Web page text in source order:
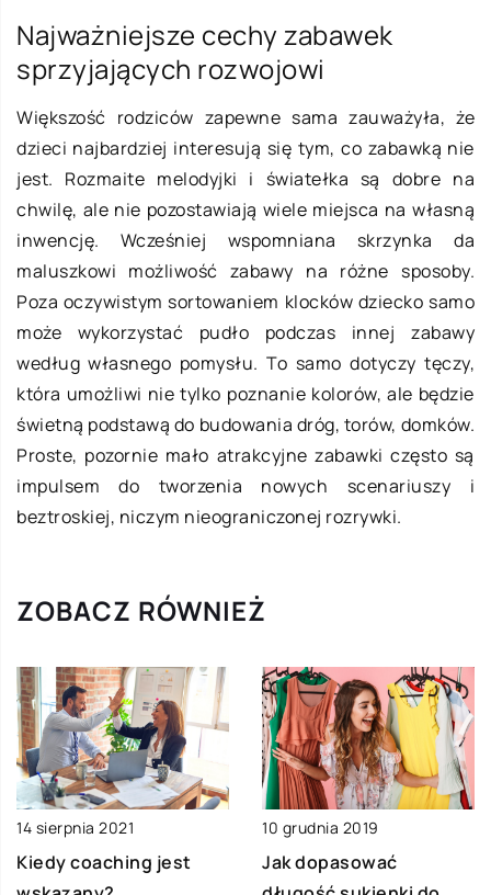
Najważniejsze cechy zabawek
sprzyjających rozwojowi
Większość rodziców zapewne sama zauważyła, że
dzieci najbardziej interesują się tym, co zabawką nie
jest. Rozmaite melodyjki i światełka są dobre na
chwilę, ale nie pozostawiają wiele miejsca na własną
inwencję. Wcześniej wspomniana skrzynka da
maluszkowi możliwość zabawy na różne sposoby.
Poza oczywistym sortowaniem klocków dziecko samo
może wykorzystać pudło podczas innej zabawy
według własnego pomysłu. To samo dotyczy tęczy,
która umożliwi nie tylko poznanie kolorów, ale będzie
świetną podstawą do budowania dróg, torów, domków.
Proste, pozornie mało atrakcyjne zabawki często są
impulsem do tworzenia nowych scenariuszy i
beztroskiej, niczym nieograniczonej rozrywki.
ZOBACZ RÓWNIEŻ
14 sierpnia 2021
Kiedy coaching jest
10 grudnia 2019
Jak dopasować